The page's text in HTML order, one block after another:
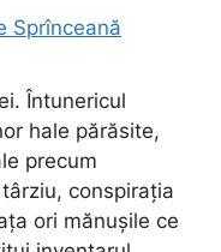
Sprînceană
Întunericul
hale părăsite,
precum
conspirația
ori mănușile ce